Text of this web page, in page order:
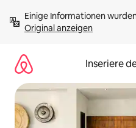
Inhalten
springenOriginal anzeigen
Inseriere